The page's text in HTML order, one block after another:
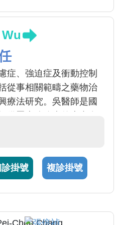
症、強迫症及衝動控制
從事相關範疇之藥物治
療法研究。吳醫師是國
對難治型強迫症進行研
括腫瘤心理學、器官移
殺防治等之評估服務。
掛號 複診掛號